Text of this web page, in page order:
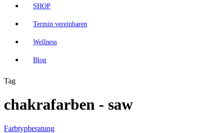
SHOP
Termin vereinbaren
Wellness
Blog
Tag
chakrafarben - saw
Farbtypberatung